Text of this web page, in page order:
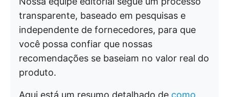
transparente, baseado em pesquisas e
independente de fornecedores, para que
você possa confiar que nossas
recomendações se baseiam no valor real do
produto.
Aqui está um resumo detalhado de como